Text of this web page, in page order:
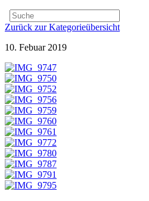
Zurück zur Kategorieübersicht
10. Febuar 2019